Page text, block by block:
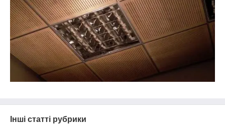
Інші статті рубрики